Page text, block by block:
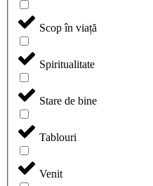
Scop în viață
Spiritualitate
Stare de bine
Tablouri
Venit